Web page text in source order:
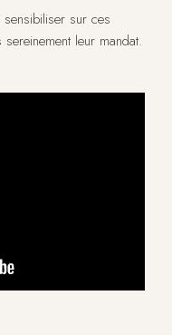
sur ces
leur mandat.